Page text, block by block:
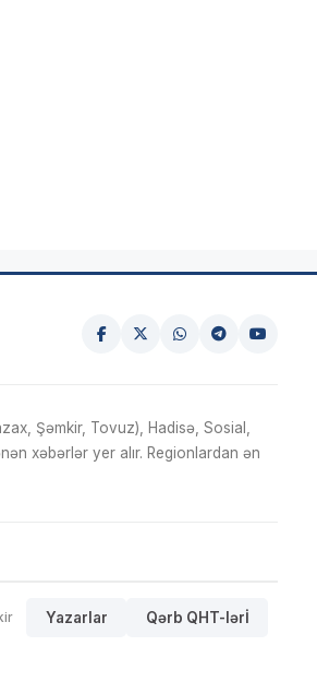
Şəmkir, Tovuz), Hadisə, Sosial,
xəbərlər yer alır. Regionlardan ən
Yazarlar Qərb QHT-lərİ